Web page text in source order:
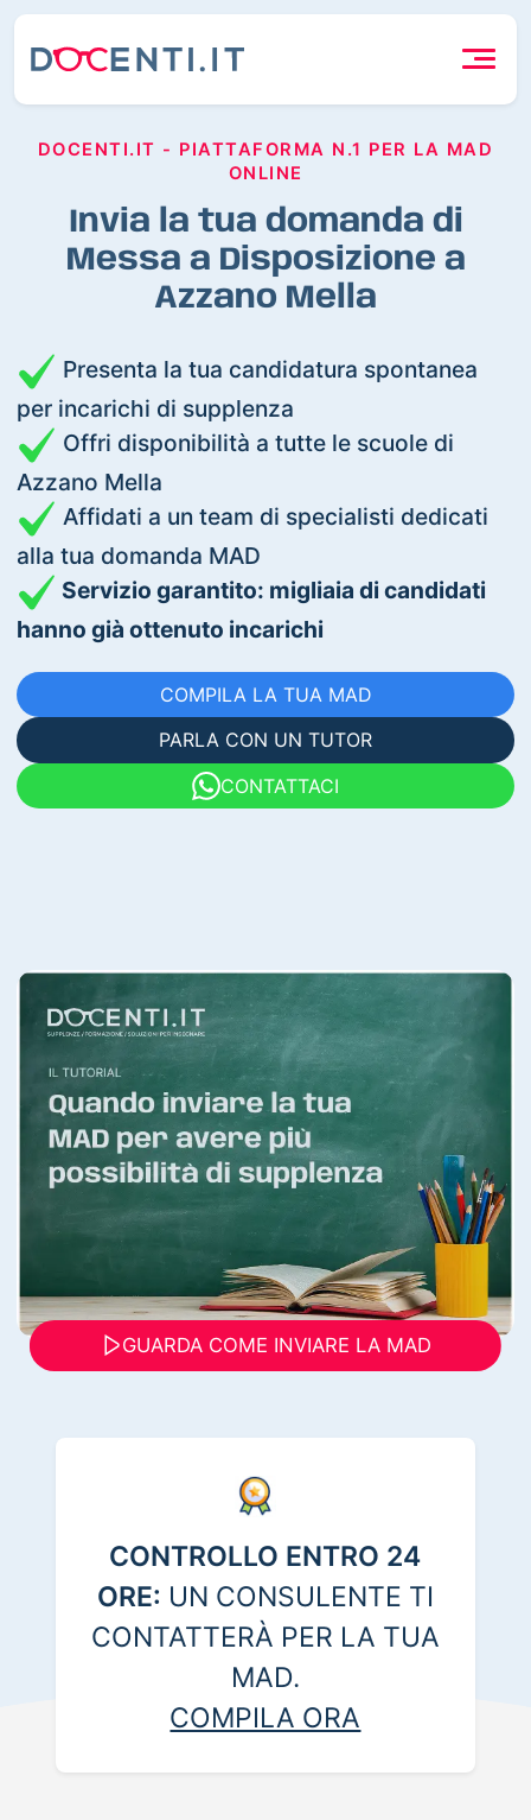
DOCENTI.IT - PIATTAFORMA N.1 PER LA MAD
ONLINE
Invia la tua domanda di
Messa a Disposizione a
Azzano Mella
Presenta la tua candidatura spontanea
per incarichi di supplenza
Offri disponibilità a tutte le scuole di
Azzano Mella
Affidati a un team di specialisti dedicati
alla tua domanda MAD
Servizio garantito: migliaia di candidati
hanno già ottenuto incarichi
COMPILA LA TUA MAD
PARLA CON UN TUTOR
CONTATTACI
GUARDA COME INVIARE LA MAD
CONTROLLO ENTRO 24
ORE: UN CONSULENTE TI
CONTATTERÀ PER LA TUA
MAD.
COMPILA ORA